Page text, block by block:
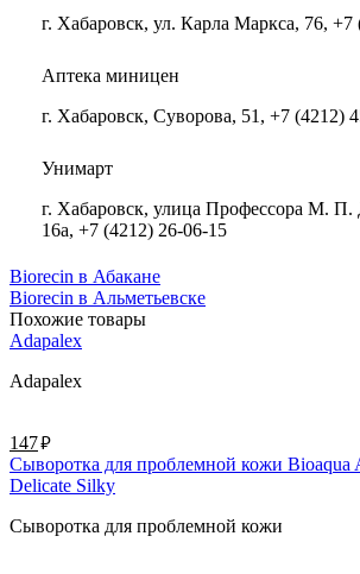
г. Хабаровск, ул. Карла Маркса, 76, +7
Аптека миницен
г. Хабаровск, Суворова, 51, +7 (4212)
Унимарт
г. Хабаровск, улица Профессора М. П.
16а, +7 (4212) 26-06-15
Biorecin в Абакане
Biorecin в Альметьевске
Похожие товары
Adapalex
Adapalex
147руб.
Сыворотка для проблемной кожи Bioaqua
Delicate Silky
Сыворотка для проблемной кожи